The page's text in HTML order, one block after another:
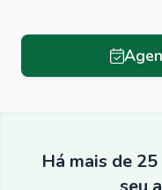
Há mais de